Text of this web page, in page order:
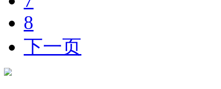
8
下一页